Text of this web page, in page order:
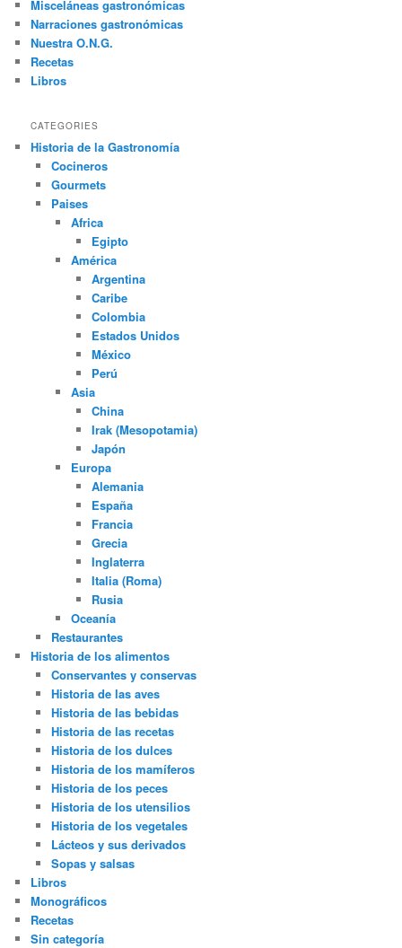
Misceláneas gastronómicas
Narraciones gastronómicas
Nuestra O.N.G.
Recetas
Libros
CATEGORIES
Historia de la Gastronomía
Cocineros
Gourmets
Paises
Africa
Egipto
América
Argentina
Caribe
Colombia
Estados Unidos
México
Perú
Asia
China
Irak (Mesopotamia)
Japón
Europa
Alemania
España
Francia
Grecia
Inglaterra
Italia (Roma)
Rusia
Oceanía
Restaurantes
Historia de los alimentos
Conservantes y conservas
Historia de las aves
Historia de las bebidas
Historia de las recetas
Historia de los dulces
Historia de los mamíferos
Historia de los peces
Historia de los utensilios
Historia de los vegetales
Lácteos y sus derivados
Sopas y salsas
Libros
Monográficos
Recetas
Sin categoría